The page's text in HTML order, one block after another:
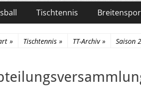
Tischtennis
» Tischtennis » TT-Archiv » Saison